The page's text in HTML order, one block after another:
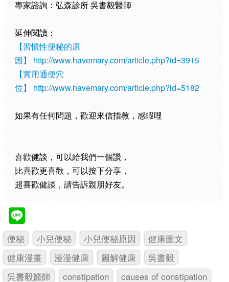
專家諮詢：弘森診所 吳書毅醫師
延伸閱讀：
【習慣性便秘的原
因】
http://www.havemary.com/article.php?id=3915
【實用通便穴
位】
http://www.havemary.com/article.php?id=5182
如果有任何問題，歡迎來信指教，感蝦哩
喜歡健談，可以給我們一個讚，
比喜歡更喜歡，可以按下分享，
超喜歡健談，請告訴親朋好友。
便秘 小兒便秘 小兒便秘原因
健康圖文
健康漫畫
漫漫健康 圖解健康
吳書毅
吳書毅醫師
constipation causes of constipation